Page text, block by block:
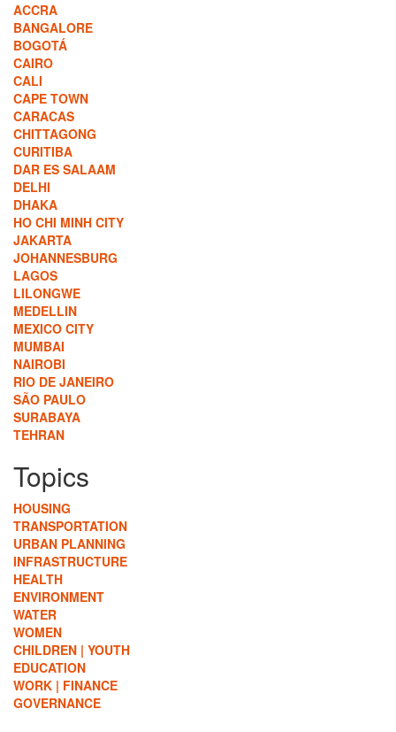
ACCRA
BANGALORE
BOGOTÁ
CAIRO
CALI
CAPE TOWN
CARACAS
CHITTAGONG
CURITIBA
DAR ES SALAAM
DELHI
DHAKA
HO CHI MINH CITY
JAKARTA
JOHANNESBURG
LAGOS
LILONGWE
MEDELLIN
MEXICO CITY
MUMBAI
NAIROBI
RIO DE JANEIRO
SÃO PAULO
SURABAYA
TEHRAN
Topics
HOUSING
TRANSPORTATION
URBAN PLANNING
INFRASTRUCTURE
HEALTH
ENVIRONMENT
WATER
WOMEN
CHILDREN | YOUTH
EDUCATION
WORK | FINANCE
GOVERNANCE